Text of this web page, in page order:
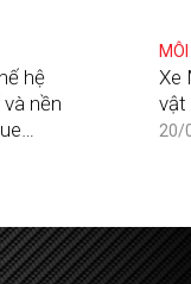
hệ
nền
Xe
vật
20/